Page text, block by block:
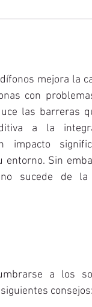
mejora la
con
las barreras
a la
impacto
entorno. Sin
no sucede de
a los
consejos: